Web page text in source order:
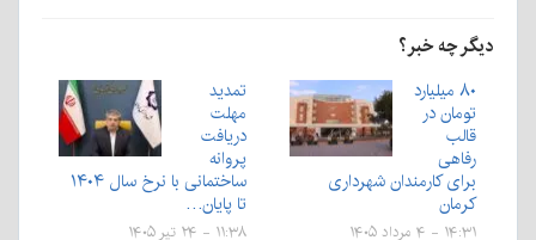
دیگر چه خبر؟
۸۰ میلیارد
تومان در
قالب
رفاهی
برای کارمندان شهرداری
کرمان
۱۴:۳۱ - ۴ مرداد ۱۴۰۵
تمدید
مهلت
دریافت
پروانه
ساختمانی با نرخ سال ۱۴۰۴
تا پایان…
۱۱:۳۸ - ۲۴ تیر ۱۴۰۵